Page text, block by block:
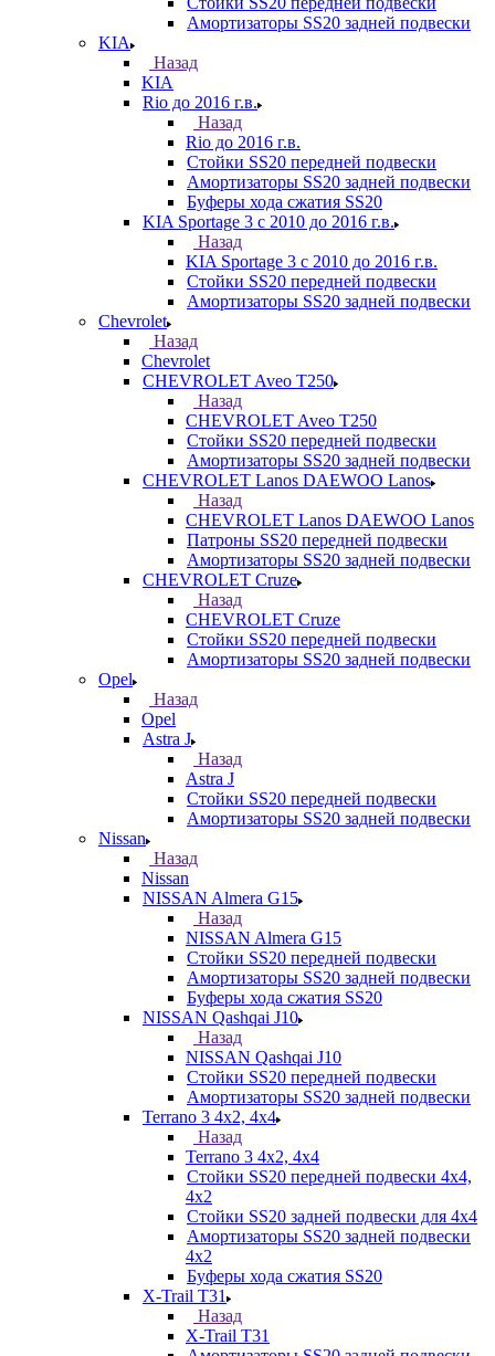
Амортизаторы SS20 задней подвески
KIA
Назад
KIA
Rio до 2016 г.в.
Назад
Rio до 2016 г.в.
Стойки SS20 передней подвески
Амортизаторы SS20 задней подвески
Буферы хода сжатия SS20
KIA Sportage 3 с 2010 до 2016 г.в.
Назад
KIA Sportage 3 с 2010 до 2016 г.в.
Стойки SS20 передней подвески
Амортизаторы SS20 задней подвески
Chevrolet
Назад
Chevrolet
CHEVROLET Aveo T250
Назад
CHEVROLET Aveo T250
Стойки SS20 передней подвески
Амортизаторы SS20 задней подвески
CHEVROLET Lanos DAEWOO Lanos
Назад
CHEVROLET Lanos DAEWOO Lanos
Патроны SS20 передней подвески
Амортизаторы SS20 задней подвески
CHEVROLET Cruze
Назад
CHEVROLET Cruze
Стойки SS20 передней подвески
Амортизаторы SS20 задней подвески
Opel
Назад
Opel
Astra J
Назад
Astra J
Стойки SS20 передней подвески
Амортизаторы SS20 задней подвески
Nissan
Назад
Nissan
NISSAN Almera G15
Назад
NISSAN Almera G15
Стойки SS20 передней подвески
Амортизаторы SS20 задней подвески
Буферы хода сжатия SS20
NISSAN Qashqai J10
Назад
NISSAN Qashqai J10
Стойки SS20 передней подвески
Амортизаторы SS20 задней подвески
Terrano 3 4х2, 4х4
Назад
Terrano 3 4х2, 4х4
Стойки SS20 передней подвески 4х4,
4x2
Стойки SS20 задней подвески для 4х4
Амортизаторы SS20 задней подвески
4х2
Буферы хода сжатия SS20
X-Trail T31
Назад
X-Trail T31